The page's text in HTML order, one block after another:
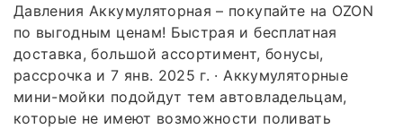
Давления Аккумуляторная – покупайте на OZON
по выгодным ценам! Быстрая и бесплатная
доставка, большой ассортимент, бонусы,
рассрочка и 7 янв. 2025 г. · Аккумуляторные
мини-мойки подойдут тем автовладельцам,
которые не имеют возможности поливать